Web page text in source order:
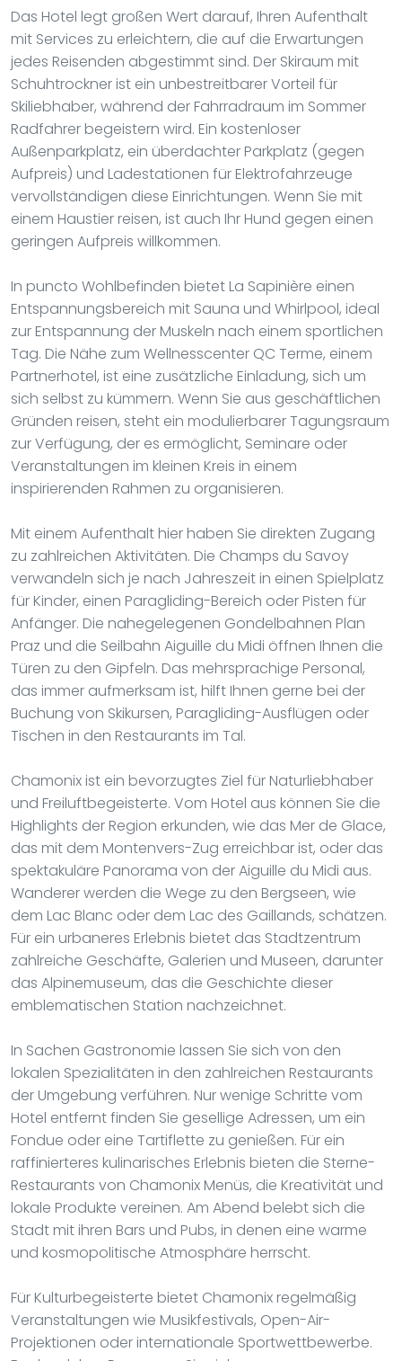
Das Hotel legt großen Wert darauf, Ihren Aufenthalt
mit Services zu erleichtern, die auf die Erwartungen
jedes Reisenden abgestimmt sind. Der Skiraum mit
Schuhtrockner ist ein unbestreitbarer Vorteil für
Skiliebhaber, während der Fahrradraum im Sommer
Radfahrer begeistern wird. Ein kostenloser
Außenparkplatz, ein überdachter Parkplatz (gegen
Aufpreis) und Ladestationen für Elektrofahrzeuge
vervollständigen diese Einrichtungen. Wenn Sie mit
einem Haustier reisen, ist auch Ihr Hund gegen einen
geringen Aufpreis willkommen.
In puncto Wohlbefinden bietet La Sapinière einen
Entspannungsbereich mit Sauna und Whirlpool, ideal
zur Entspannung der Muskeln nach einem sportlichen
Tag. Die Nähe zum Wellnesscenter QC Terme, einem
Partnerhotel, ist eine zusätzliche Einladung, sich um
sich selbst zu kümmern. Wenn Sie aus geschäftlichen
Gründen reisen, steht ein modulierbarer Tagungsraum
zur Verfügung, der es ermöglicht, Seminare oder
Veranstaltungen im kleinen Kreis in einem
inspirierenden Rahmen zu organisieren.
Mit einem Aufenthalt hier haben Sie direkten Zugang
zu zahlreichen Aktivitäten. Die Champs du Savoy
verwandeln sich je nach Jahreszeit in einen Spielplatz
für Kinder, einen Paragliding-Bereich oder Pisten für
Anfänger. Die nahegelegenen Gondelbahnen Plan
Praz und die Seilbahn Aiguille du Midi öffnen Ihnen die
Türen zu den Gipfeln. Das mehrsprachige Personal,
das immer aufmerksam ist, hilft Ihnen gerne bei der
Buchung von Skikursen, Paragliding-Ausflügen oder
Tischen in den Restaurants im Tal.
Chamonix ist ein bevorzugtes Ziel für Naturliebhaber
und Freiluftbegeisterte. Vom Hotel aus können Sie die
Highlights der Region erkunden, wie das Mer de Glace,
das mit dem Montenvers-Zug erreichbar ist, oder das
spektakuläre Panorama von der Aiguille du Midi aus.
Wanderer werden die Wege zu den Bergseen, wie
dem Lac Blanc oder dem Lac des Gaillands, schätzen.
Für ein urbaneres Erlebnis bietet das Stadtzentrum
zahlreiche Geschäfte, Galerien und Museen, darunter
das Alpinemuseum, das die Geschichte dieser
emblematischen Station nachzeichnet.
In Sachen Gastronomie lassen Sie sich von den
lokalen Spezialitäten in den zahlreichen Restaurants
der Umgebung verführen. Nur wenige Schritte vom
Hotel entfernt finden Sie gesellige Adressen, um ein
Fondue oder eine Tartiflette zu genießen. Für ein
raffinierteres kulinarisches Erlebnis bieten die Sterne-
Restaurants von Chamonix Menüs, die Kreativität und
lokale Produkte vereinen. Am Abend belebt sich die
Stadt mit ihren Bars und Pubs, in denen eine warme
und kosmopolitische Atmosphäre herrscht.
Für Kulturbegeisterte bietet Chamonix regelmäßig
Veranstaltungen wie Musikfestivals, Open-Air-
Projektionen oder internationale Sportwettbewerbe.